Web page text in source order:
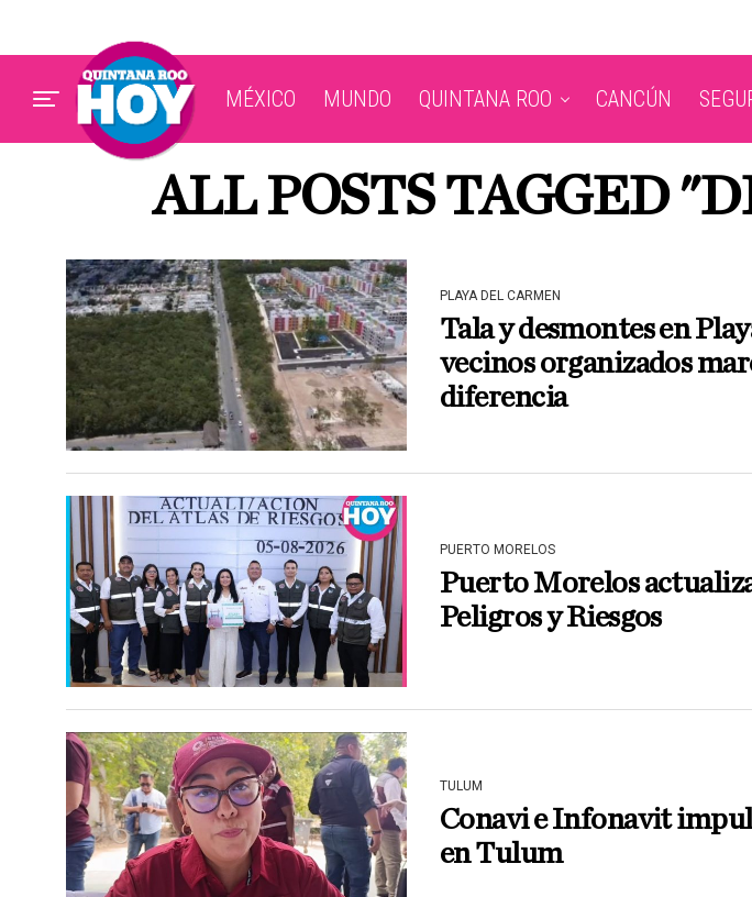
MÉXICO MUNDO QUINTANA ROO CANCÚN
ALL POSTS TAGGED
PLAYA DEL CARMEN
Tala y desmontes en
vecinos organizados
diferencia
PUERTO MORELOS
Puerto Morelos
Peligros y Riesgos
TULUM
Conavi e Infonavit
en Tulum